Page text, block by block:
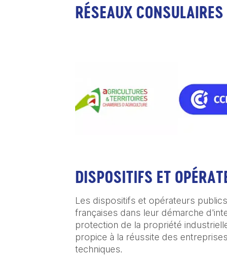
RÉSEAUX CONSULAIRES
DISPOSITIFS ET
Les dispositifs et opérateurs
françaises dans leur démarche
protection de la propriété
propice à la réussite des
techniques.